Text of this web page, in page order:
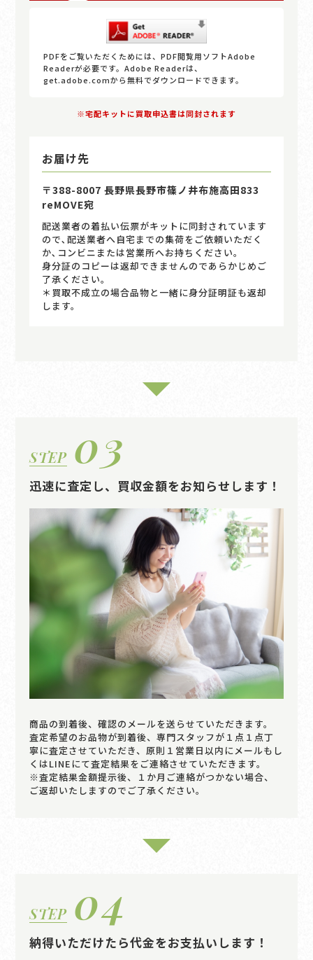
PDFをご覧いただくためには、PDF閲覧用ソフトAdobe
Readerが必要です。Adobe Readerは、
get.adobe.comから無料でダウンロードできます。
※宅配キットに買取申込書は同封されます
お届け先
〒388-8007 長野県長野市篠ノ井布施高田833
reMOVE宛
配送業者の着払い伝票がキットに同封されています
ので､配送業者へ自宅までの集荷をご依頼いただく
か､コンビニまたは営業所へお持ちください｡
身分証のコピーは返却できませんのであらかじめご
了承ください。
＊買取不成立の場合品物と一緒に身分証明証も返却
します。
STEP 03
迅速に査定し、買収金額をお知らせします！
商品の到着後、確認のメールを送らせていただきます。
査定希望のお品物が到着後、専門スタッフが１点１点丁
寧に査定させていただき、原則１営業日以内にメールもし
くはLINEにて査定結果をご連絡させていただきます。
※査定結果金額提示後、１か月ご連絡がつかない場合、
ご返却いたしますのでご了承ください。
STEP 04
納得いただけたら代金をお支払いします！